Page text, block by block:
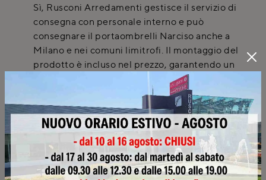
Sì, Rusconi Arredamenti gestisce il servizio di
consegna con personale interno e può
consegnare il portaombrelli Narciso anche a
Milano e nei comuni limitrofi. Il montaggio del
prodotto è incluso nel prezzo, garantendo un
È possibile personalizzare il portaombrelli
Narciso o scegliere diverse finiture?
Presso Rusconi Arredamenti è possibile
visionare campioni di materiali e finiture per i
complementi d'arredo della collezione Tonin
Casa. Per il portaombrelli Narciso, le opzioni